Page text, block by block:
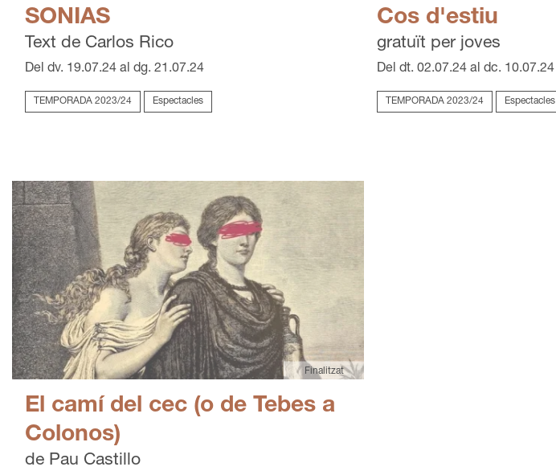
SONIAS
Text de Carlos Rico
Del dv. 19.07.24 al dg. 21.07.24
TEMPORADA 2023/24 Espectacles
Cos d'estiu
gratuït per joves
Del dt. 02.07.24 al dc. 10.07.24
TEMPORADA 2023/24 Espectacles
Finalitzat
El camí del cec (o de Tebes a
Colonos)
de Pau Castillo